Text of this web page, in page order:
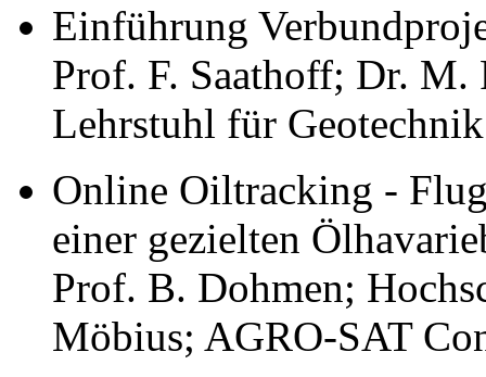
Einführung
Prof. F. Saathoff; Dr.
Lehrstuhl für
Online Oiltracking -
einer gezielten
Prof. B. Dohmen;
Möbius; AGRO-SAT